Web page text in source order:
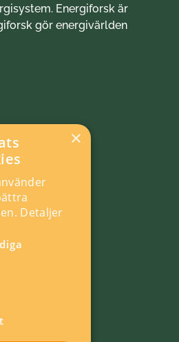
Energiforsk är
gör energivärlden
×
Detaljer